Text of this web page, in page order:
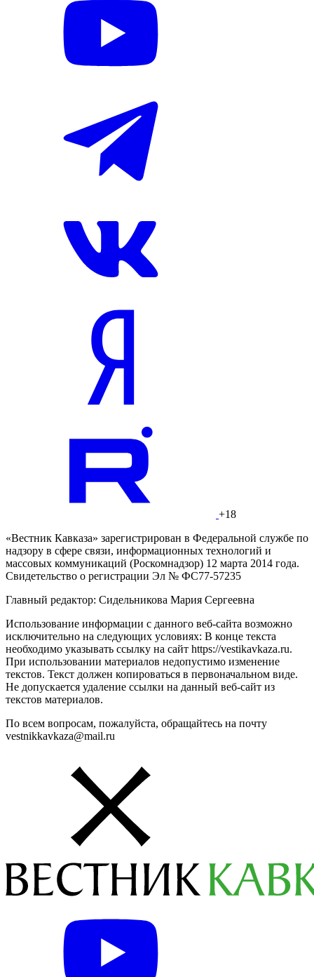
+18
«Вестник Кавказа» зарегистрирован в Федеральной службе по
надзору в сфере связи, информационных технологий и
массовых коммуникаций (Роскомнадзор) 12 марта 2014 года.
Свидетельство о регистрации Эл № ФС77-57235
Главный редактор: Сидельникова Мария Сергеевна
Использование информации с данного веб-сайта возможно
исключительно на следующих условиях: В конце текста
необходимо указывать ссылку на сайт https://vestikavkaza.ru.
При использовании материалов недопустимо изменение
текстов. Текст должен копироваться в первоначальном виде.
Не допускается удаление ссылки на данный веб-сайт из
текстов материалов.
По всем вопросам, пожалуйста, обращайтесь на почту
vestnikkavkaza@mail.ru